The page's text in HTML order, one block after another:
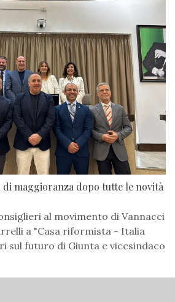
di maggioranza dopo tutte le novità
al movimento di Vannacci
a "Casa riformista - Italia
sul futuro di Giunta e vicesindaco